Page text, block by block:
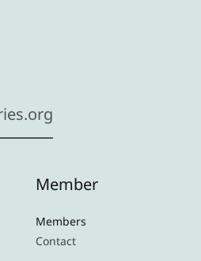
Member
Members
Contact